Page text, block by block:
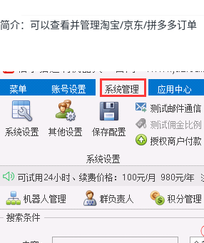
简介：可以查看并管理淘宝/京东/拼多多订单